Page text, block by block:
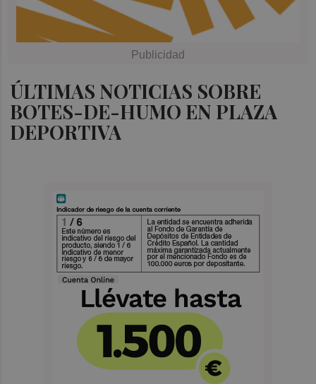
ÚLTIMAS NOTICIAS SOBRE
BOTES-DE-HUMO EN PLAZA
DEPORTIVA